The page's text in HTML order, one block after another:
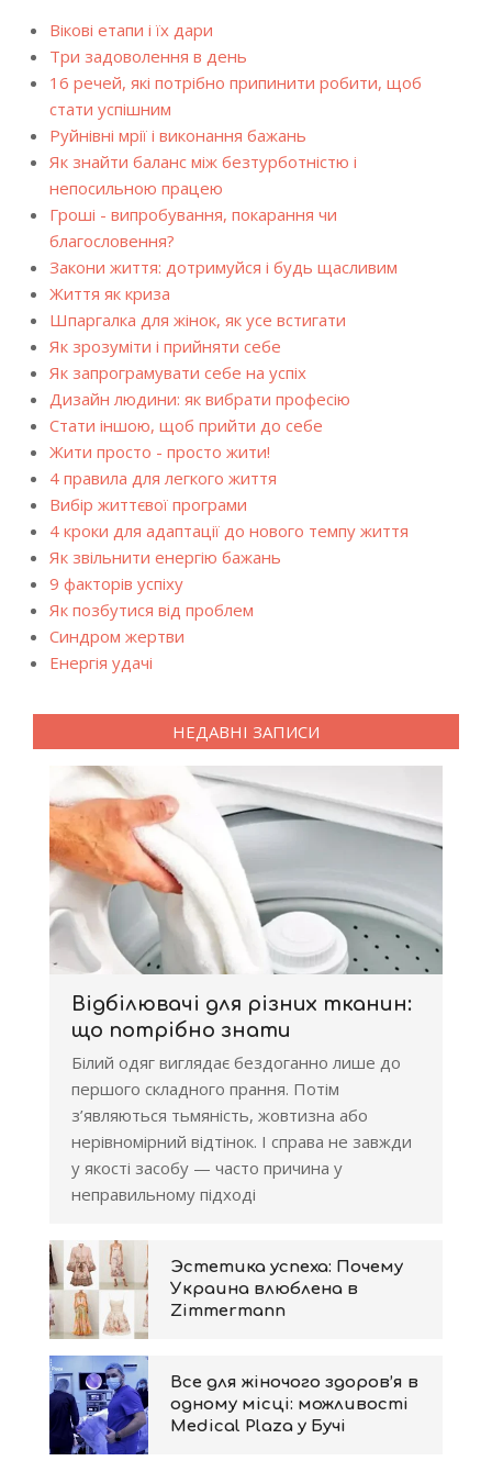
Вікові етапи і їх дари
Три задоволення в день
16 речей, які потрібно припинити робити, щоб
стати успішним
Руйнівні мрії і виконання бажань
Як знайти баланс між безтурботністю і
непосильною працею
Гроші - випробування, покарання чи
благословення?
Закони життя: дотримуйся і будь щасливим
Життя як криза
Шпаргалка для жінок, як усе встигати
Як зрозуміти і прийняти себе
Як запрограмувати себе на успіх
Дизайн людини: як вибрати професію
Стати іншою, щоб прийти до себе
Жити просто - просто жити!
4 правила для легкого життя
Вибір життєвої програми
4 кроки для адаптації до нового темпу життя
Як звільнити енергію бажань
9 факторів успіху
Як позбутися від проблем
Синдром жертви
Енергія удачі
НЕДАВНІ ЗАПИСИ
Відбілювачі для різних тканин:
що потрібно знати
Білий одяг виглядає бездоганно лише до
першого складного прання. Потім
з’являються тьмяність, жовтизна або
нерівномірний відтінок. І справа не завжди
у якості засобу — часто причина у
неправильному підході
Эстетика успеха: Почему
Украина влюблена в
Zimmermann
Все для жіночого здоров’я в
одному місці: можливості
Medical Plaza у Бучі